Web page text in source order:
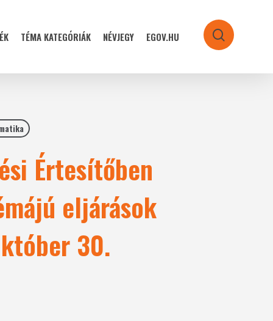
TÉMA KATEGÓRIÁK NÉVJEGY EGOV.HU search
Értesítőben
eljárások
30.